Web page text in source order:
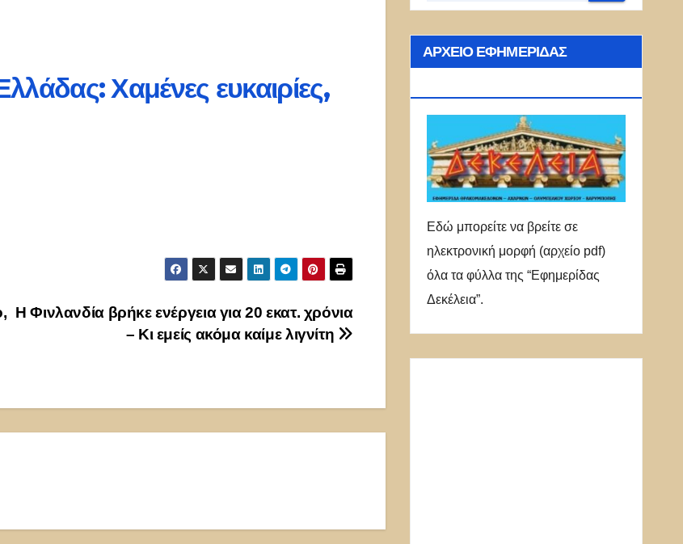
Χαμένες ευκαιρίες,
Η Φινλανδία βρήκε ενέργεια για 20 εκατ. χρόνια
– Κι εμείς ακόμα καίμε λιγνίτη
ΑΡΧΕΊΟ ΕΦΗΜΕΡΊΔΑΣ
Εδώ μπορείτε να βρείτε σε
ηλεκτρονική μορφή (αρχείο pdf)
όλα τα φύλλα της “Εφημερίδας
Δεκέλεια”.